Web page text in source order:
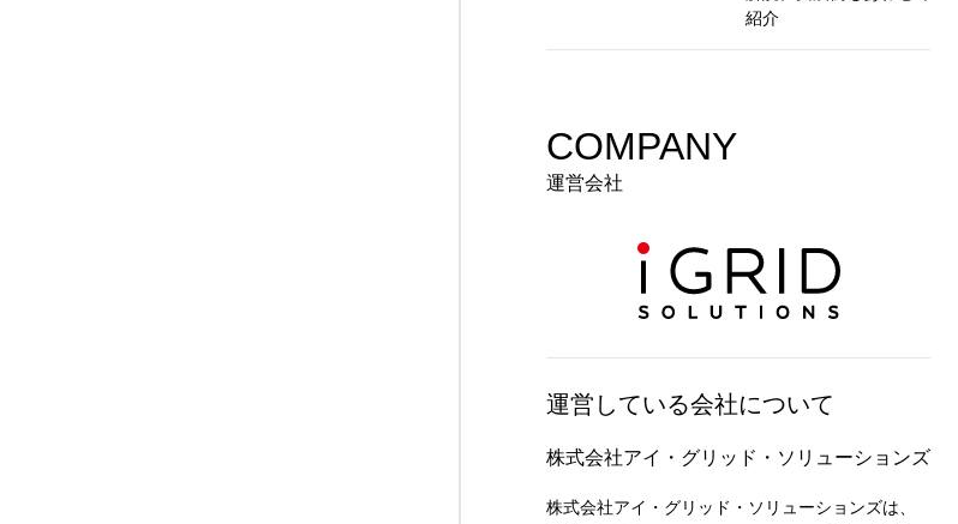
紹介
COMPANY
運営会社
運営している会社について
株式会社アイ・グリッド・ソリューションズ
株式会社アイ・グリッド・ソリューションズは、